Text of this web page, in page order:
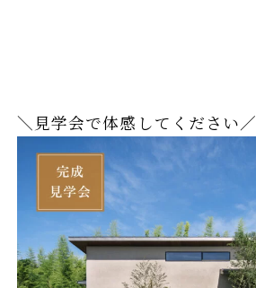
＼見学会で体感してください／